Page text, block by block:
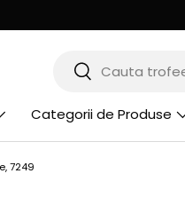
Cauta
Cauta
Categorii de Produse
7249